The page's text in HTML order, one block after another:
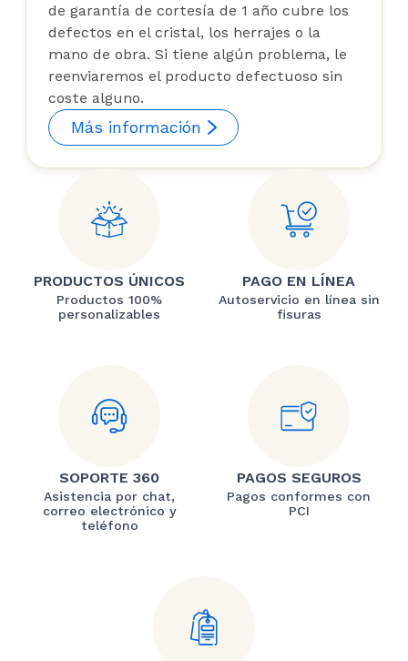
de garantía de cortesía de 1 año cubre los
defectos en el cristal, los herrajes o la
mano de obra. Si tiene algún problema, le
reenviaremos el producto defectuoso sin
coste alguno.
Más información
PRODUCTOS ÚNICOS
Productos 100%
personalizables
PAGO EN LÍNEA
Autoservicio en línea sin
fisuras
SOPORTE 360
Asistencia por chat,
correo electrónico y
teléfono
PAGOS SEGUROS
Pagos conformes con
PCI